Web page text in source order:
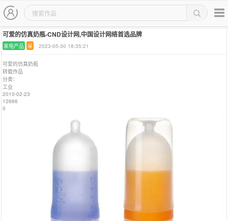
作品集详情页
主导航
可爱的仿真奶瓶-CND设计网,中国设计网络首选品牌
家电产品 采 2023-05-30 18:35:21
可爱的仿真奶瓶
转载作品
分类：
工业
2010-02-23
12666
0